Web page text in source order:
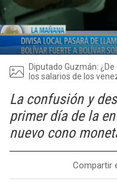
Diputado Guzmán:
los salarios de los
La confusión y
primer día de la
nuevo cono
Compartir